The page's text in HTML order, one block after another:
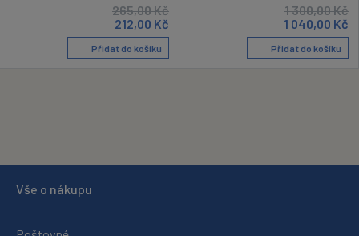
265,00Kč
212,00 Kč
Přidat do košíku
1 300,00Kč
1 040,00 Kč
Přidat do košíku
Vše o nákupu